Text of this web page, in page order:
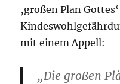
‚großen Plan
mit einem Appell:
„Die großen